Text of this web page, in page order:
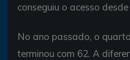
conseguiu o acesso
No ano passado, o
terminou com 62. A